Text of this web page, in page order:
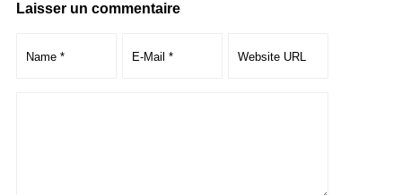
Laisser un commentaire